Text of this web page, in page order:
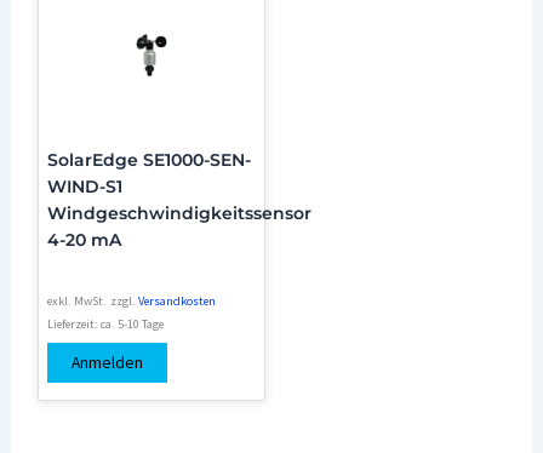
SolarEdge SE1000-SEN-
WIND-S1
Windgeschwindigkeitssensor
4-20 mA
exkl. MwSt. zzgl.Versandkosten
Lieferzeit:ca. 5-10 Tage
Anmelden